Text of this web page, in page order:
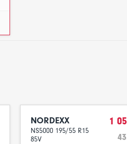
NORDEXX
NS5000 195/55 R15
85V
1